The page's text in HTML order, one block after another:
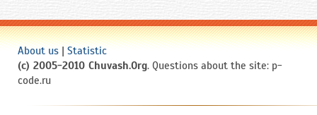
About us | Statistic
(c) 2005-2010 Chuvash.Org. Questions about the site: p-
code.ru